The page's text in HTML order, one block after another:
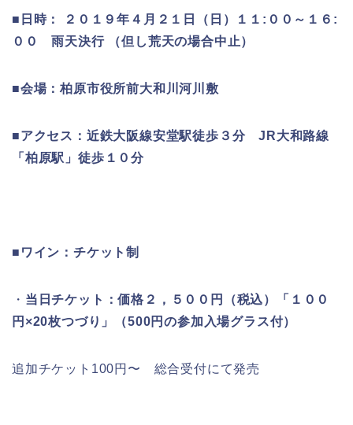
■日時： ２０１９年４月２１日（日）１１:００～１６:
００ 雨天決行 （但し荒天の場合中止）
■会場：柏原市役所前大和川河川敷
■アクセス：近鉄大阪線安堂駅徒歩３分 JR大和路線
「柏原駅」徒歩１０分
■ワイン：チケット制
・ 当日チケット：価格２，５００円（税込）「１００
円×20枚つづり」（500円の参加入場グラス付）
追加チケット100円〜 総合受付にて発売